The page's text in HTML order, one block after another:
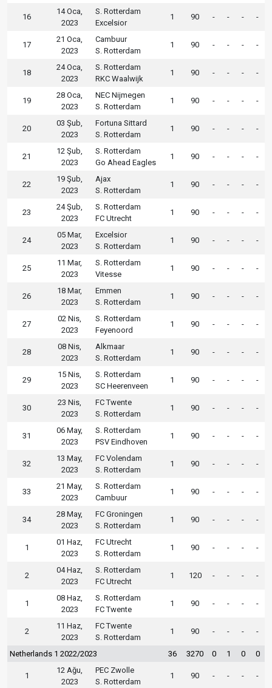
16
14 Oca,
2023
S. Rotterdam
Excelsior
1 90 - - - -
17
21 Oca,
2023
Cambuur
S. Rotterdam
1 90 - - - -
18
24 Oca,
2023
S. Rotterdam
RKC Waalwijk
1 90 - - - -
19
28 Oca,
2023
NEC Nijmegen
S. Rotterdam
1 90 - - - -
20
03 Şub,
2023
Fortuna Sittard
S. Rotterdam
1 90 - - - -
21
12 Şub,
2023
S. Rotterdam
Go Ahead Eagles
1 90 - - - -
22
19 Şub,
2023
Ajax
S. Rotterdam
1 90 - - - -
23
24 Şub,
2023
S. Rotterdam
FC Utrecht
1 90 - - - -
24
05 Mar,
2023
Excelsior
S. Rotterdam
1 90 - - - -
25
11 Mar,
2023
S. Rotterdam
Vitesse
1 90 - - - -
26
18 Mar,
2023
Emmen
S. Rotterdam
1 90 - - - -
27
02 Nis,
2023
S. Rotterdam
Feyenoord
1 90 - - - -
28
08 Nis,
2023
Alkmaar
S. Rotterdam
1 90 - - - -
29
15 Nis,
2023
S. Rotterdam
SC Heerenveen
1 90 - - - -
30
23 Nis,
2023
FC Twente
S. Rotterdam
1 90 - - - -
31
06 May,
2023
S. Rotterdam
PSV Eindhoven
1 90 - - - -
32
13 May,
2023
FC Volendam
S. Rotterdam
1 90 - - - -
33
21 May,
2023
S. Rotterdam
Cambuur
1 90 - - - -
34
28 May,
2023
FC Groningen
S. Rotterdam
1 90 - - - -
1
01 Haz,
2023
FC Utrecht
S. Rotterdam
1 90 - - - -
2
04 Haz,
2023
S. Rotterdam
FC Utrecht
1 120 - - - -
1
08 Haz,
2023
S. Rotterdam
FC Twente
1 90 - - - -
2
11 Haz,
2023
FC Twente
S. Rotterdam
1 90 - - - -
Netherlands 1 2022/2023 36 3270 0 1 0 0
1
12 Ağu,
2023
PEC Zwolle
S. Rotterdam
1 90 - - - -